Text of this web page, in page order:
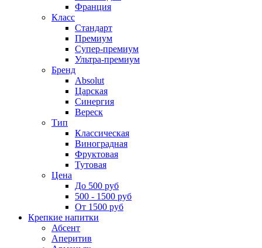
Франция
Класс
Стандарт
Премиум
Супер-премиум
Ультра-премиум
Бренд
Absolut
Царская
Синергия
Вереск
Тип
Классическая
Виноградная
Фруктовая
Тутовая
Цена
До 500 руб
500 - 1500 руб
От 1500 руб
Крепкие напитки
Абсент
Аперитив